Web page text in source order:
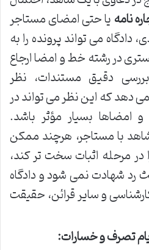
نامهیا حتی امضای مستاجر
می تواند پرونده را به
در رشته خط و امضا ارجاع
دقیق مستندات، نظر
دهد که این نظر می تواند در
امضاها بسیار مؤثر باشد.
با مستاجر، هرچند ممکن
در مرحله اثبات سخت تر کند،
رد شهادت نمی شود و دادگاه
و سایر قرائن، حقیقت
تصرف و خسارات: